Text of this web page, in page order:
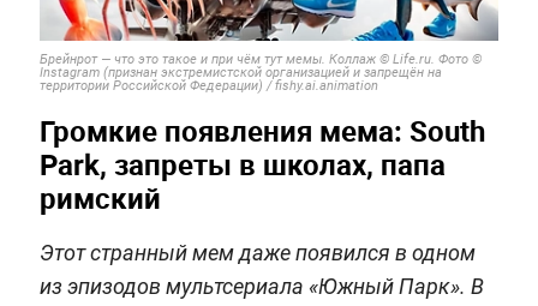
Брейнрот — что это такое и при чём тут мемы. Коллаж © Life.ru. Фото ©
Instagram (признан экстремистской организацией и запрещён на
территории Российской Федерации) / fishy.ai.animation
Громкие появления мема: South
Park, запреты в школах, папа
римский
Этот странный мем даже появился в одном
из эпизодов мультсериала «Южный Парк». В